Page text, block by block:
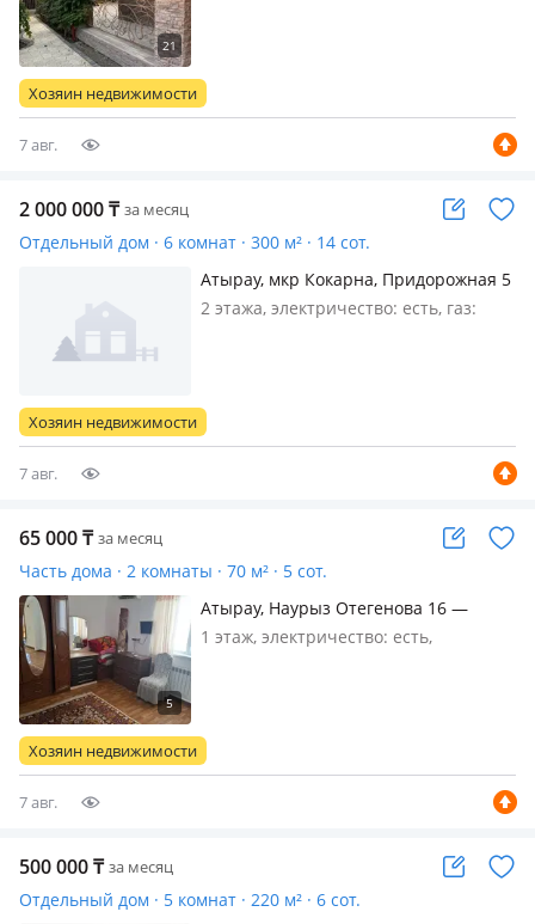
постройки) Предлагается в аренду
современный, ухоженный дом…
Хозяин недвижимости
7 авг.
2 000 000₸ за месяц
Отдельный дом · 6 комнат · 300 м² · 14 сот.
Атырау, мкр Кокарна, Придорожная 5
2 этажа, электричество: есть, газ:
Хозяин недвижимости
7 авг.
65 000₸ за месяц
Часть дома · 2 комнаты · 70 м² · 5 сот.
Атырау, Наурыз Отегенова 16 —
Мк.старый айропорт Ай жулдыз
1 этаж, электричество: есть,
Хозяин недвижимости
7 авг.
500 000₸ за месяц
Отдельный дом · 5 комнат · 220 м² · 6 сот.